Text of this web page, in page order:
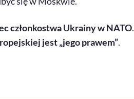
członkostwa Ukrainy w NATO.
jest „jego prawem”.